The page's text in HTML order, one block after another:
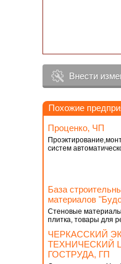
Внести
Похожие
Проценко, ЧП
систем
База
материалов
Стеновые
плитка, товары для
ЧЕРКАССКИЙ
ТЕХНИЧЕСКИЙ
ГОСТРУДА, ГП